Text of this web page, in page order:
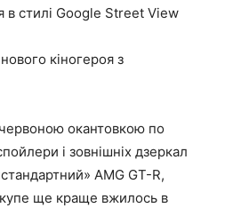
в стилі Google Street View
кіногероя з
окантовкою по
і зовнішніх дзеркал
AMG GT-R,
ще краще вжилось в